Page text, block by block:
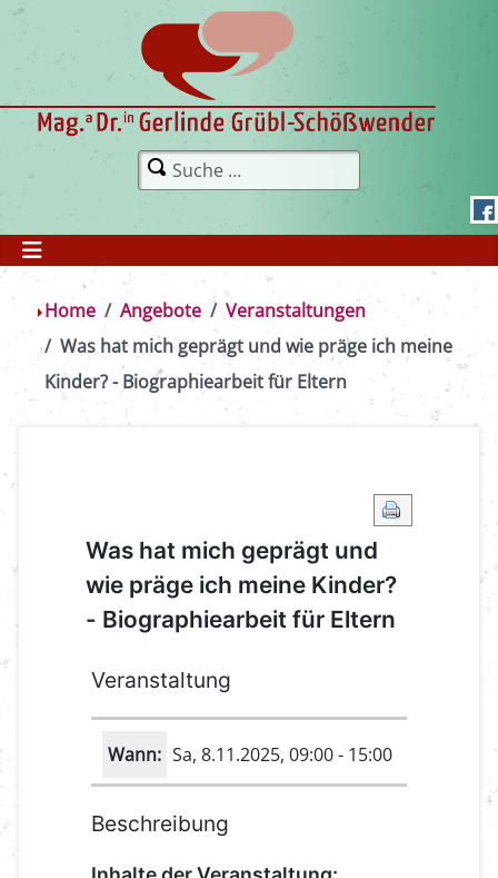
Home Angebote
Veranstaltungen
Was hat mich geprägt und wie präge ich meine
Kinder? - Biographiearbeit für Eltern
Was hat mich geprägt und
wie präge ich meine Kinder?
- Biographiearbeit für Eltern
Veranstaltung
Wann: Sa, 8.11.2025, 09:00- 15:00
Beschreibung